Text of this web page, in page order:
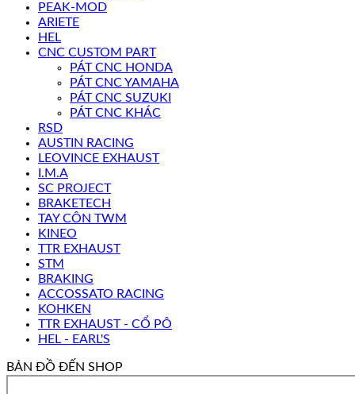
PEAK-MOD
ARIETE
HEL
CNC CUSTOM PART
PÁT CNC HONDA
PÁT CNC YAMAHA
PÁT CNC SUZUKI
PÁT CNC KHÁC
RSD
AUSTIN RACING
LEOVINCE EXHAUST
I.M.A
SC PROJECT
BRAKETECH
TAY CÔN TWM
KINEO
TTR EXHAUST
STM
BRAKING
ACCOSSATO RACING
KOHKEN
TTR EXHAUST - CỔ PÔ
HEL - EARL'S
BẢN ĐỒ ĐẾN SHOP